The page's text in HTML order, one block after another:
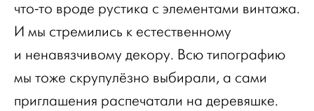
что-то вроде рустика с элементами винтажа.
И мы стремились к естественному
и ненавязчивому декору. Всю типографию
мы тоже скрупулёзно выбирали, а сами
приглашения распечатали на деревяшке.